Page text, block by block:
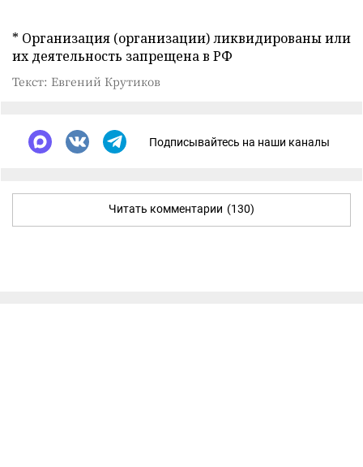
* Организация (организации) ликвидированы или
их деятельность запрещена в РФ
Текст: Евгений Крутиков
Подписывайтесь на наши каналы
Читать комментарии (130)